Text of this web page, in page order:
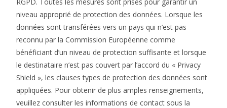
niveau approprié de protection des données. Lorsque les
données sont transférées vers un pays qui n’est pas
reconnu par la Commission Européenne comme
bénéficiant d’un niveau de protection suffisante et lorsque
le destinataire n’est pas couvert par l’accord du « Privacy
Shield », les clauses types de protection des données sont
appliquées. Pour obtenir de plus amples renseignements,
veuillez consulter les informations de contact sous la